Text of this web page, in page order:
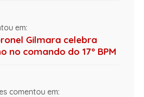
em:
Gilmara celebra
no comando do 17º BPM
comentou em: